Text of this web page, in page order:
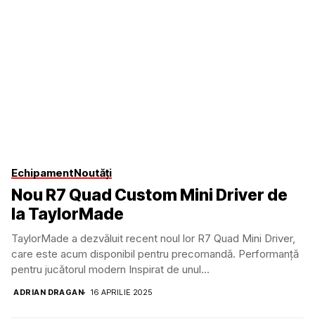
EchipamentNoutăți
Nou R7 Quad Custom Mini Driver de
la TaylorMade
TaylorMade a dezvăluit recent noul lor R7 Quad Mini Driver,
care este acum disponibil pentru precomandă. Performanță
pentru jucătorul modern Inspirat de unul...
ADRIAN DRAGAN 16 APRILIE 2025